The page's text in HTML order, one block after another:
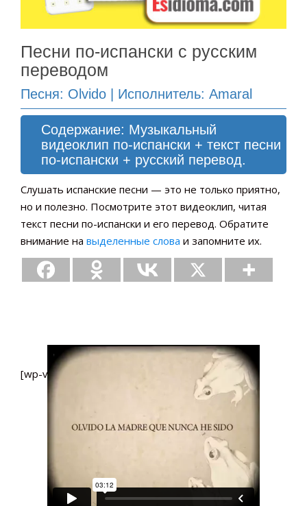
Песни по-испански с русским
переводом
Песня: Olvido | Исполнитель: Amaral
Содержание: Музыкальный
видеоклип по-испански + текст песни
по-испански + русский перевод.
Слушать испанские песни — это не только приятно,
но и полезно. Посмотрите этот видеоклип, читая
текст песни по-испански и его перевод. Обратите
внимание на выделенные слова и запомните их.
[wp-video-floater]